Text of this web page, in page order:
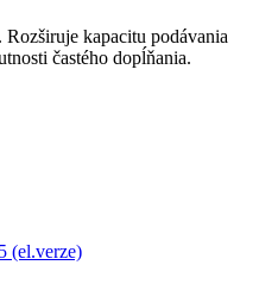
kapacitu podávania
častého dopĺňania.
(el.verze)